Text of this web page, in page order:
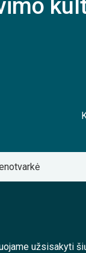
užsisakyti